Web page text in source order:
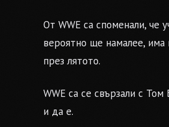
От WWE са споменали, че
вероятно ще намалее,
през лятото.
WWE са се свързали с
и да е.